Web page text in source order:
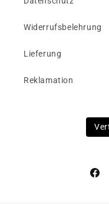
Widerrufsbelehrung
Lieferung
Reklamation